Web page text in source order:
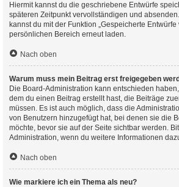
Hiermit kannst du die geschriebene Entwürfe
späteren Zeitpunkt vervollständigen und
kannst du mit der Funktion „Gespeicherte
persönlichen Bereich erneut laden.
Nach oben
Warum muss mein Beitrag erst freigegeben
Die Board-Administration kann entschieden
dem du einen Beitrag erstellt hast, die Beiträge
müssen. Es ist auch möglich, dass die
von Benutzern hinzugefügt hat, bei denen sie die
möchte, bevor sie auf der Seite sichtbar werden.
Administration, wenn du weitere Informationen
Nach oben
Wie markiere ich ein Thema als neu?